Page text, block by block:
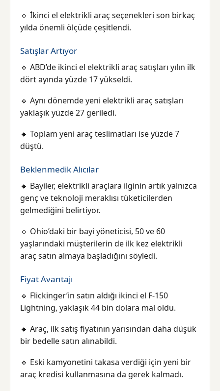
🔹 İkinci el elektrikli araç seçenekleri son birkaç
yılda önemli ölçüde çeşitlendi.
Satışlar Artıyor
🔹 ABD’de ikinci el elektrikli araç satışları yılın ilk
dört ayında yüzde 17 yükseldi.
🔹 Aynı dönemde yeni elektrikli araç satışları
yaklaşık yüzde 27 geriledi.
🔹 Toplam yeni araç teslimatları ise yüzde 7
düştü.
Beklenmedik Alıcılar
🔹 Bayiler, elektrikli araçlara ilginin artık yalnızca
genç ve teknoloji meraklısı tüketicilerden
gelmediğini belirtiyor.
🔹 Ohio’daki bir bayi yöneticisi, 50 ve 60
yaşlarındaki müşterilerin de ilk kez elektrikli
araç satın almaya başladığını söyledi.
Fiyat Avantajı
🔹 Flickinger’in satın aldığı ikinci el F-150
Lightning, yaklaşık 44 bin dolara mal oldu.
🔹 Araç, ilk satış fiyatının yarısından daha düşük
bir bedelle satın alınabildi.
🔹 Eski kamyonetini takasa verdiği için yeni bir
araç kredisi kullanmasına da gerek kalmadı.